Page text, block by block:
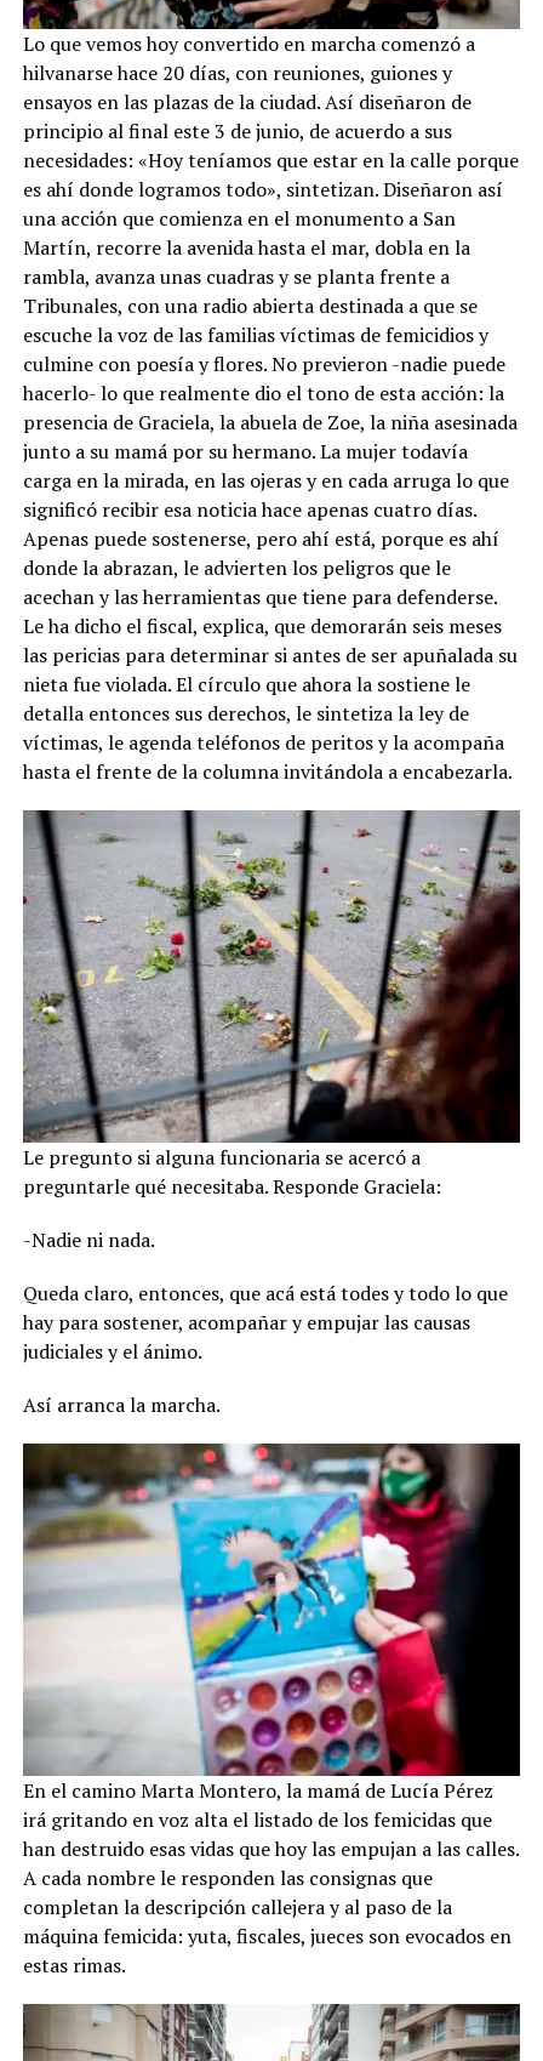
Lo que vemos hoy convertido en marcha comenzó a
hilvanarse hace 20 días, con reuniones, guiones y
ensayos en las plazas de la ciudad. Así diseñaron de
principio al final este 3 de junio, de acuerdo a sus
necesidades: «Hoy teníamos que estar en la calle porque
es ahí donde logramos todo», sintetizan. Diseñaron así
una acción que comienza en el monumento a San
Martín, recorre la avenida hasta el mar, dobla en la
rambla, avanza unas cuadras y se planta frente a
Tribunales, con una radio abierta destinada a que se
escuche la voz de las familias víctimas de femicidios y
culmine con poesía y flores. No previeron -nadie puede
hacerlo- lo que realmente dio el tono de esta acción: la
presencia de Graciela, la abuela de Zoe, la niña asesinada
junto a su mamá por su hermano. La mujer todavía
carga en la mirada, en las ojeras y en cada arruga lo que
significó recibir esa noticia hace apenas cuatro días.
Apenas puede sostenerse, pero ahí está, porque es ahí
donde la abrazan, le advierten los peligros que le
acechan y las herramientas que tiene para defenderse.
Le ha dicho el fiscal, explica, que demorarán seis meses
las pericias para determinar si antes de ser apuñalada su
nieta fue violada. El círculo que ahora la sostiene le
detalla entonces sus derechos, le sintetiza la ley de
víctimas, le agenda teléfonos de peritos y la acompaña
hasta el frente de la columna invitándola a encabezarla.
Le pregunto si alguna funcionaria se acercó a
preguntarle qué necesitaba. Responde Graciela:
-Nadie ni nada.
Queda claro, entonces, que acá está todes y todo lo que
hay para sostener, acompañar y empujar las causas
judiciales y el ánimo.
Así arranca la marcha.
En el camino Marta Montero, la mamá de Lucía Pérez
irá gritando en voz alta el listado de los femicidas que
han destruido esas vidas que hoy las empujan a las calles.
A cada nombre le responden las consignas que
completan la descripción callejera y al paso de la
máquina femicida: yuta, fiscales, jueces son evocados en
estas rimas.